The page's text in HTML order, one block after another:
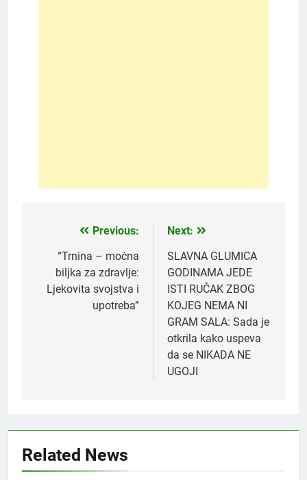
navigation
Previous:
“Trnina – moćna
biljka za zdravlje:
Ljekovita svojstva i
upotreba”
Next:
SLAVNA GLUMICA
GODINAMA JEDE
ISTI RUČAK ZBOG
KOJEG NEMA NI
GRAM SALA: Sada je
otkrila kako uspeva
da se NIKADA NE
UGOJI
Related News
napitak za svakodnevnu rutinu
OSTALO